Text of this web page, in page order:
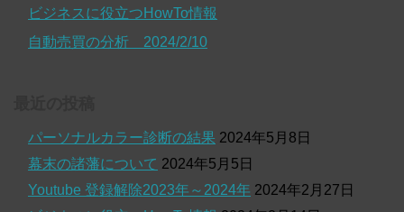
ビジネスに役立つHowTo情報
自動売買の分析 2024/2/10
パーソナルカラー診断の結果 2024年5月8日
幕末の諸藩について 2024年5月5日
Youtube 登録解除2023年～2024年 2024年2月27日